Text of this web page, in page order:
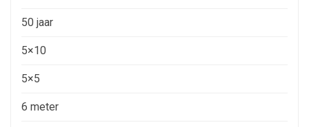
50 jaar
5×10
5×5
6 meter